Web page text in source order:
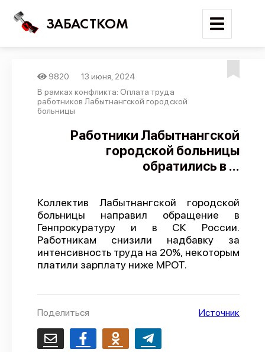
ЗАБАСТКОМ
Войти
Новости
Карта событий
Отчеты
Предложить публикацию
Справочник
API
9820
13 июня, 2024
В рамках конфликта: Оплата труда
работников Лабытнангской городской
больницы
Работники Лабытнангской
городской больницы
обратились в ...
Коллектив Лабытнангской городской
больницы направил обращение в
Генпрокуратуру и в СК России.
Работникам снизили надбавку за
интенсивность труда на 20%, некоторым
платили зарплату ниже МРОТ.
Поделиться Источник